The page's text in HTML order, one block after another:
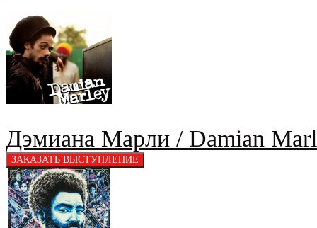
Дэмиана Марли / Damian